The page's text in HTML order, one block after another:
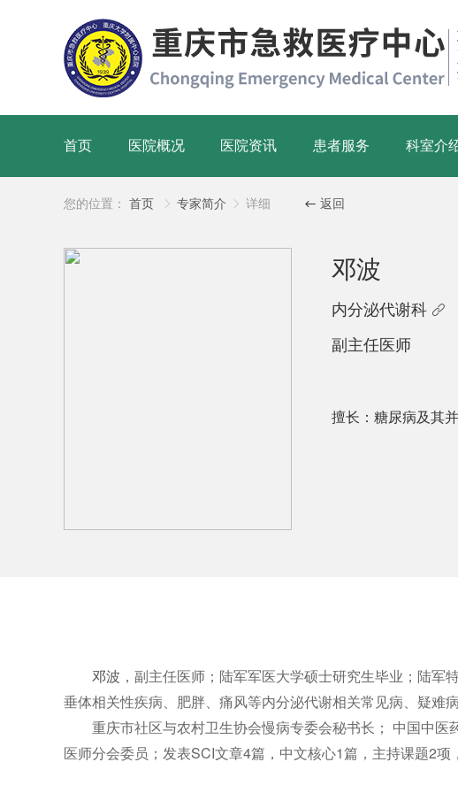
首页 医院概况 医院资讯 患者服务 科室介
您的位置： 首页  专家简介  详细  返回
邓波
内分泌代谢科 
副主任医师
擅长：糖尿病及其
邓波 ，副主任医师；陆军军医大学硕士研究生毕业；陆
垂体相关性疾病、肥胖、痛风等内分泌代谢相关常见病、疑难
重庆市社区与农村卫生协会慢病专委会秘书长； 中国中
医师分会委员；发表SCI文章4篇，中文核心1篇，主持课题2项